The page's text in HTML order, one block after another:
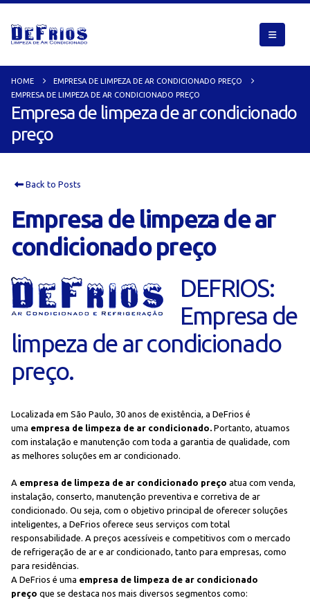
HOME
EMPRESA DE LIMPEZA DE AR CONDICIONADO PREÇO
EMPRESA DE LIMPEZA DE AR CONDICIONADO PREÇO
Empresa de limpeza de ar condicionado
preço
Back to Posts
Empresa de limpeza de ar
condicionado preço
DEFRIOS:
Empresa de
limpeza de ar condicionado
preço.
Localizada em São Paulo, 30 anos de existência, a DeFrios é
uma empresa de limpeza de ar condicionado. Portanto, atuamos
com instalação e manutenção com toda a garantia de qualidade, com
as melhores soluções em ar condicionado.
A empresa de limpeza de ar condicionado preço atua com venda,
instalação, conserto, manutenção preventiva e corretiva de ar
condicionado. Ou seja, com o objetivo principal de oferecer soluções
inteligentes, a DeFrios oferece seus serviços com total
responsabilidade. A preços acessíveis e competitivos com o mercado
de refrigeração de ar e ar condicionado, tanto para empresas, como
para residências.
A DeFrios é uma empresa de limpeza de ar condicionado
preço que se destaca nos mais diversos segmentos como: